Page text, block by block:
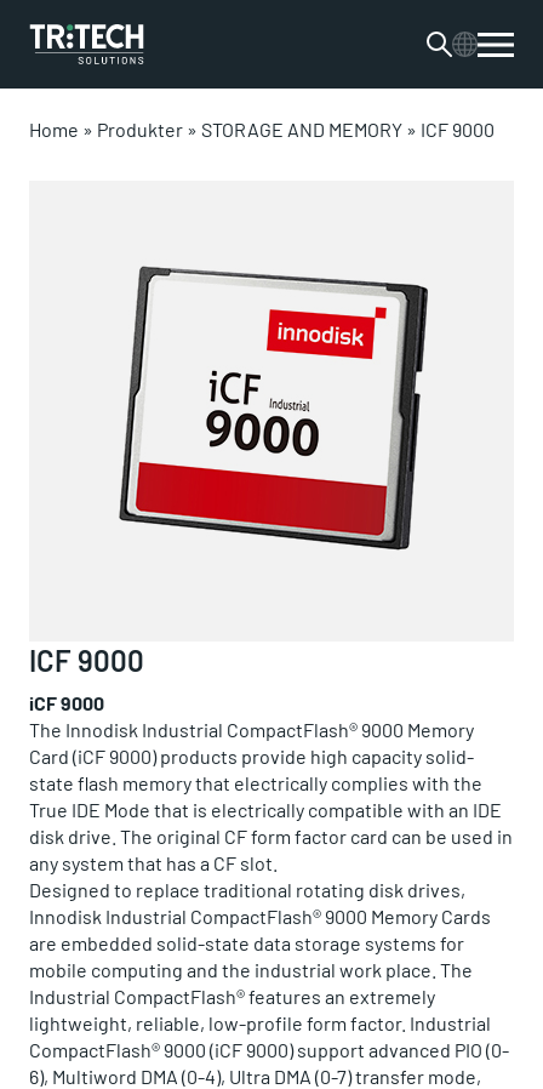
Home » Produkter » STORAGE AND MEMORY » ICF 9000
ICF 9000
iCF 9000
The Innodisk Industrial CompactFlash® 9000 Memory
Card (iCF 9000) products provide high capacity solid-
state flash memory that electrically complies with the
True IDE Mode that is electrically compatible with an IDE
disk drive. The original CF form factor card can be used in
any system that has a CF slot.
Designed to replace traditional rotating disk drives,
Innodisk Industrial CompactFlash® 9000 Memory Cards
are embedded solid-state data storage systems for
mobile computing and the industrial work place. The
Industrial CompactFlash® features an extremely
lightweight, reliable, low-profile form factor. Industrial
CompactFlash® 9000 (iCF 9000) support advanced PIO (0-
6), Multiword DMA (0-4), Ultra DMA (0-7) transfer mode,